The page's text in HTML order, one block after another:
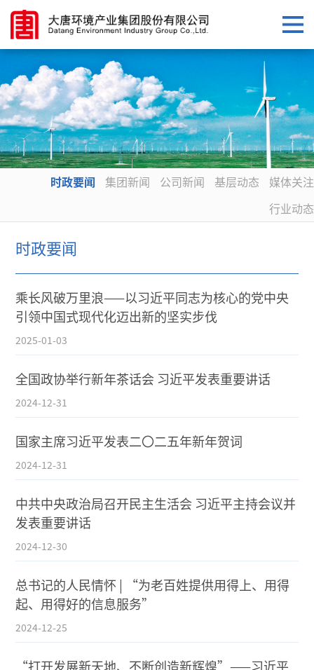
时政要闻 集团新闻 公司新闻 基层动态
媒体关注
行业动态
时政要闻
乘长风破万里浪——以习近平同志为核心的党中央
引领中国式现代化迈出新的坚实步伐
2025-01-03
全国政协举行新年茶话会 习近平发表重要讲话
2024-12-31
国家主席习近平发表二〇二五年新年贺词
2024-12-31
中共中央政治局召开民主生活会 习近平主持会议并
发表重要讲话
2024-12-30
总书记的人民情怀 | “为老百姓提供用得上、用得
起、用得好的信息服务”
2024-12-25
“打开发展新天地、不断创造新辉煌”——习近平